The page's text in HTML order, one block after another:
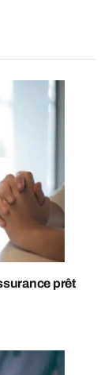
prêt